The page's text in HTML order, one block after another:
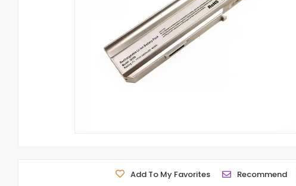
Add To My Favorites Recommend